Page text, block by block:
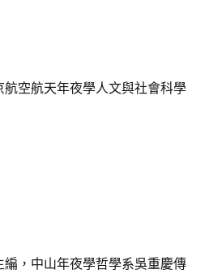
空航天年夜學人文與社會科學
，中山年夜學哲學系吳重慶傳